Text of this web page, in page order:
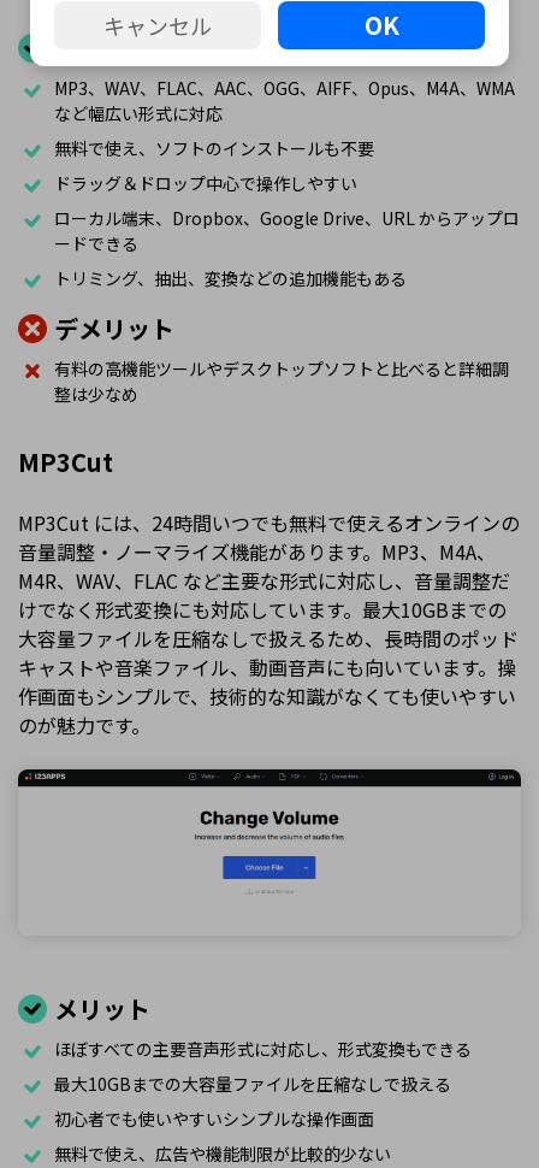
メリット
MP3、WAV、FLAC、AAC、OGG、AIFF、Opus、M4A、WMA
など幅広い形式に対応
無料で使え、ソフトのインストールも不要
ドラッグ＆ドロップ中心で操作しやすい
ローカル端末、Dropbox、Google Drive、URL からアップロ
ードできる
トリミング、抽出、変換などの追加機能もある
デメリット
有料の高機能ツールやデスクトップソフトと比べると詳細調
整は少なめ
MP3Cut
MP3Cut には、24時間いつでも無料で使えるオンラインの
音量調整・ノーマライズ機能があります。MP3、M4A、
M4R、WAV、FLAC など主要な形式に対応し、音量調整だ
けでなく形式変換にも対応しています。最大10GBまでの
大容量ファイルを圧縮なしで扱えるため、長時間のポッド
キャストや音楽ファイル、動画音声にも向いています。操
作画面もシンプルで、技術的な知識がなくても使いやすい
のが魅力です。
メリット
ほぼすべての主要音声形式に対応し、形式変換もできる
最大10GBまでの大容量ファイルを圧縮なしで扱える
初心者でも使いやすいシンプルな操作画面
無料で使え、広告や機能制限が比較的少ない
キャンセル OK